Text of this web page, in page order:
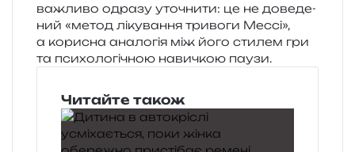
важли­во одра­зу уто­чни­ти: це не дове­де­
ний «метод ліку­ва­н­ня три­во­ги Мессі»,
а кори­сна ана­ло­гія між його сти­лем гри
та пси­хо­ло­гі­чною нави­чкою паузи.
Читайте також